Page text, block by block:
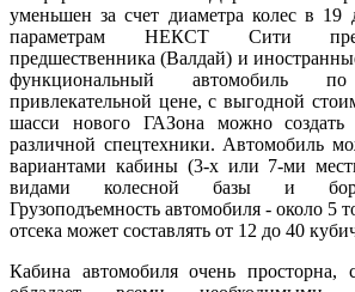
уменьшен за счет диаметра колес в
параметрам НЕКСТ Сити
предшественника (Валдай) и
функциональный автомобиль
привлекательной цене, с выгодной
шасси нового ГАЗона можно создать
различной спецтехники. Автомобиль
вариантами кабины (3-х или 7-ми
видами колесной базы и
Грузоподъемность автомобиля - около 5
отсека может составлять от 12 до 40
Кабина автомобиля очень просторна,